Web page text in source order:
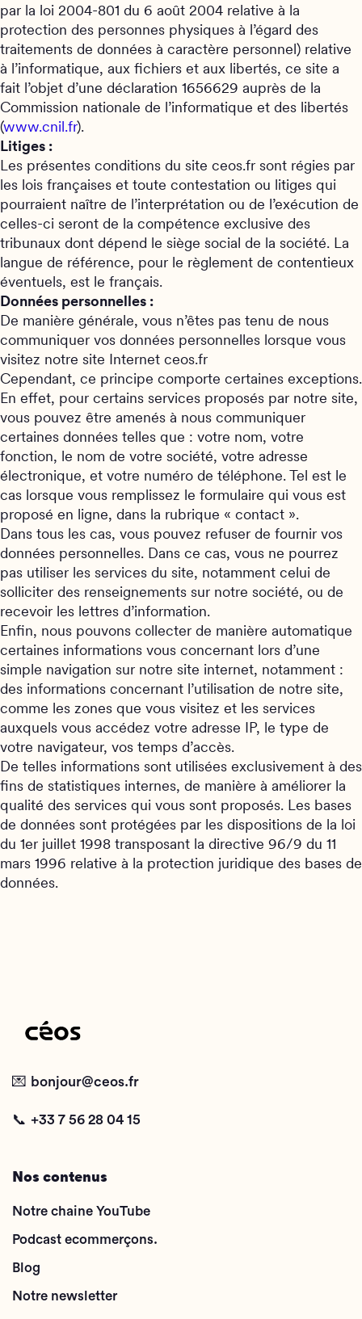
par la loi 2004-801 du 6 août 2004 relative à la
protection des personnes physiques à l’égard des
traitements de données à caractère personnel) relative
à l’informatique, aux fichiers et aux libertés, ce site a
fait l’objet d’une déclaration 1656629 auprès de la
Commission nationale de l’informatique et des libertés
(www.cnil.fr).
Litiges :
Les présentes conditions du site ceos.fr sont régies par
les lois françaises et toute contestation ou litiges qui
pourraient naître de l’interprétation ou de l’exécution de
celles-ci seront de la compétence exclusive des
tribunaux dont dépend le siège social de la société. La
langue de référence, pour le règlement de contentieux
éventuels, est le français.
Données personnelles :
De manière générale, vous n’êtes pas tenu de nous
communiquer vos données personnelles lorsque vous
visitez notre site Internet ceos.fr
Cependant, ce principe comporte certaines exceptions.
En effet, pour certains services proposés par notre site,
vous pouvez être amenés à nous communiquer
certaines données telles que : votre nom, votre
fonction, le nom de votre société, votre adresse
électronique, et votre numéro de téléphone. Tel est le
cas lorsque vous remplissez le formulaire qui vous est
proposé en ligne, dans la rubrique « contact ».
Dans tous les cas, vous pouvez refuser de fournir vos
données personnelles. Dans ce cas, vous ne pourrez
pas utiliser les services du site, notamment celui de
solliciter des renseignements sur notre société, ou de
recevoir les lettres d’information.
Enfin, nous pouvons collecter de manière automatique
certaines informations vous concernant lors d’une
simple navigation sur notre site internet, notamment :
des informations concernant l’utilisation de notre site,
comme les zones que vous visitez et les services
auxquels vous accédez votre adresse IP, le type de
votre navigateur, vos temps d’accès.
De telles informations sont utilisées exclusivement à des
fins de statistiques internes, de manière à améliorer la
qualité des services qui vous sont proposés. Les bases
de données sont protégées par les dispositions de la loi
du 1er juillet 1998 transposant la directive 96/9 du 11
mars 1996 relative à la protection juridique des bases de
données.
💌 bonjour@ceos.fr
📞 +33 7 56 28 04 15
Nos contenus
Notre chaine YouTube
Podcast ecommerçons.
Blog
Notre newsletter